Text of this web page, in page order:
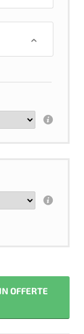
OFFERTE